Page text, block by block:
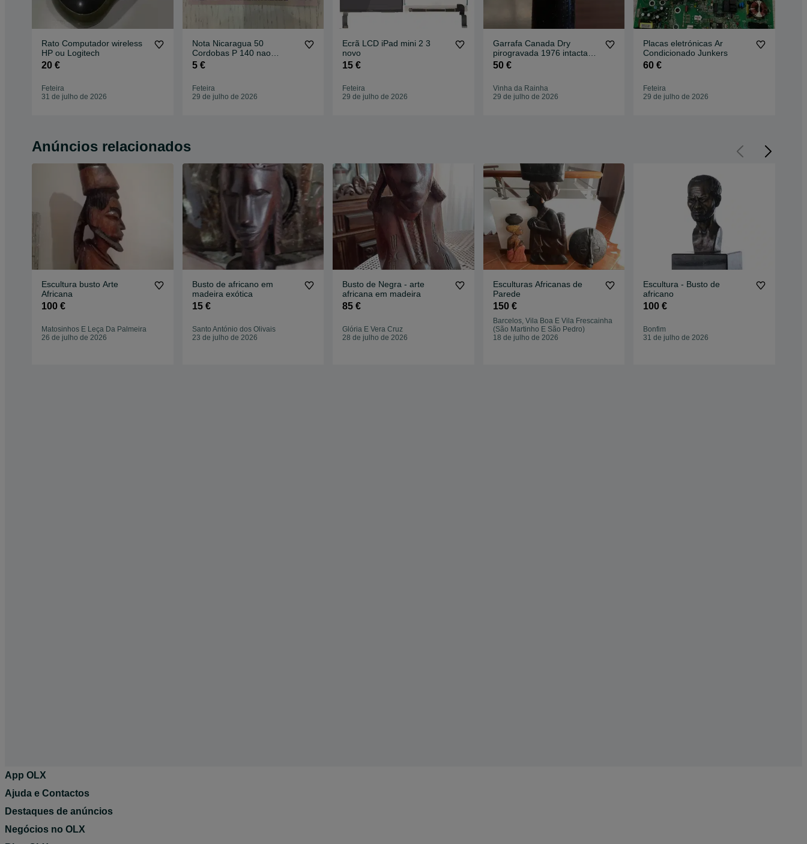
Rato Computador wireless
HP ou Logitech
20 €
Feteira
31 de julho de 2026
Nota Nicaragua 50
Cordobas P 140 nao
circulada 1984 Serie "F"
5 €
Feteira
29 de julho de 2026
Ecrã LCD iPad mini 2 3
novo
15 €
Feteira
29 de julho de 2026
Garrafa Canada Dry
pirogravada 1976 intacta
cheia
50 €
Vinha da Rainha
29 de julho de 2026
Placas eletrónicas Ar
Condicionado Junkers
60 €
Feteira
29 de julho de 2026
Anúncios relacionados
Escultura busto Arte
Africana
100 €
Matosinhos E Leça Da Palmeira
26 de julho de 2026
Busto de africano em
madeira exótica
15 €
Santo António dos Olivais
23 de julho de 2026
Busto de Negra - arte
africana em madeira
85 €
Glória E Vera Cruz
28 de julho de 2026
Esculturas Africanas de
Parede
150 €
Barcelos, Vila Boa E Vila Frescainha
(São Martinho E São Pedro)
18 de julho de 2026
Escultura - Busto de
africano
100 €
Bonfim
31 de julho de 2026
App OLX
Ajuda e Contactos
Destaques de anúncios
Negócios no OLX